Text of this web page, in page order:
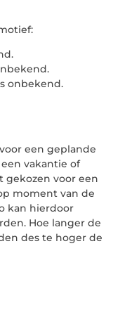
onbekend.
een geplande
vakantie of
gekozen voor een
moment van de
kan hierdoor
Hoe langer de
des te hoger de